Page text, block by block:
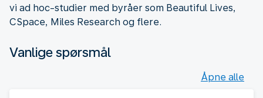
vi ad hoc-studier med byråer som Beautiful Lives,
CSpace, Miles Research og flere.
Vanlige spørsmål
Åpne alle